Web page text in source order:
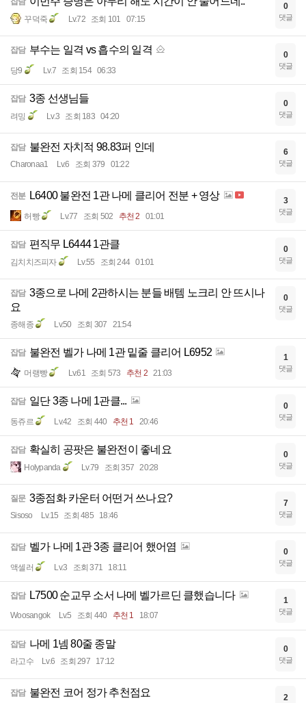
꾸덕죽 Lv.72 조회 101 07:15
0
댓글
잡담 부수는 일격 vs 흡수의 일격
당9 Lv.7 조회 154 06:33
0
댓글
잡담 3종 선생님들
려밍 Lv.3 조회 183 04:20
0
댓글
잡담 불완전 자치적 98.83퍼 인데
Charonaa1 Lv.6 조회 379 01:22
6
댓글
전분 L6400 불완전 1관 나메 클리어 전분 + 영상
허빵 Lv.77 조회 502 추천 2 01:01
3
댓글
잡담 편직무 L6444 1관클
김치치즈피자 Lv.55 조회 244 01:01
0
댓글
잡담 3종으로 나메 2관하시는 분들 배템 노크리 안 뜨시나
요
종해종 Lv.50 조회 307 21:54
0
댓글
잡담 불완전 벨가 나메 1관 밑줄 클리어 L6952
머랭빵 Lv.61 조회 573 추천 2 21:03
1
댓글
잡담 일단 3종 나메 1관클...
동쥬르 Lv.42 조회 440 추천 1 20:46
0
댓글
잡담 확실히 공팟은 불완전이 좋네요
Holypanda Lv.79 조회 357 20:28
0
댓글
질문 3종점화 카운터 어떤거 쓰나요?
Sisoso Lv.15 조회 485 18:46
7
댓글
잡담 벨가 나메 1관 3종 클리어 했어염
액셀러 Lv.3 조회 371 18:11
0
댓글
잡담 L7500 순교무 소서 나메 벨가르딘 클했습니다
Woosangok Lv.5 조회 440 추천 1 18:07
1
댓글
잡담 나메 1넴 80줄 종말
라고수 Lv.6 조회 297 17:12
0
댓글
잡담 불완전 코어 정가 추천점요 2